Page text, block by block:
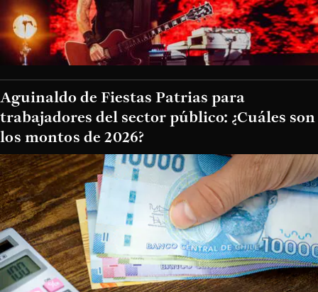
Aguinaldo de Fiestas Patrias para
trabajadores del sector público: ¿Cuáles son
los montos de 2026?